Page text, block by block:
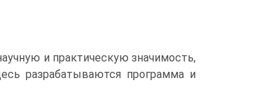
и практическую значимость,
разрабатываются программа и